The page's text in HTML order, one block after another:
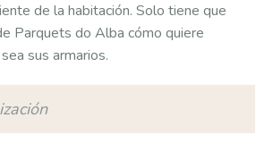
de la habitación. Solo tiene que
Parquets do Alba cómo quiere
sus armarios.